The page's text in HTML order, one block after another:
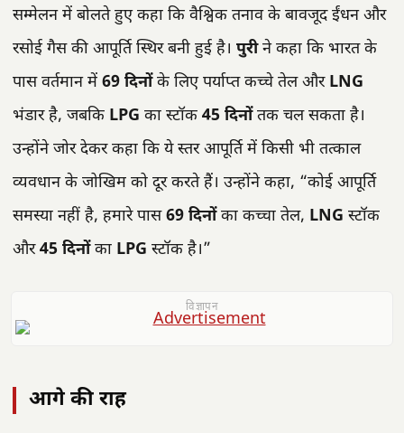
सम्मेलन में बोलते हुए कहा कि वैश्विक तनाव के बावजूद ईंधन और
रसोई गैस की आपूर्ति स्थिर बनी हुई है। पुरीने कहा कि भारत के
पास वर्तमान में 69 दिनोंके लिए पर्याप्त कच्चे तेल और LNG
भंडार है, जबकि LPG का स्टॉक 45 दिनोंतक चल सकता है।
उन्होंने जोर देकर कहा कि ये स्तर आपूर्ति में किसी भी तत्काल
व्यवधान के जोखिम को दूर करते हैं। उन्होंने कहा, “कोई आपूर्ति
समस्या नहीं है, हमारे पास69 दिनोंका कच्चा तेल, LNG स्टॉक
और45 दिनोंका LPG स्टॉक है।”
विज्ञापन
आगे की राह